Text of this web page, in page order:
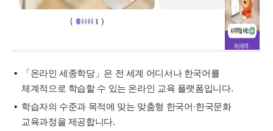
「온라인 세종학당」은 전 세계 어디서나 한국어를
체계적으로 학습할 수 있는 온라인 교육 플랫폼입니다.
학습자의 수준과 목적에 맞는 맞춤형 한국어·한국문화
교육과정을 제공합니다.